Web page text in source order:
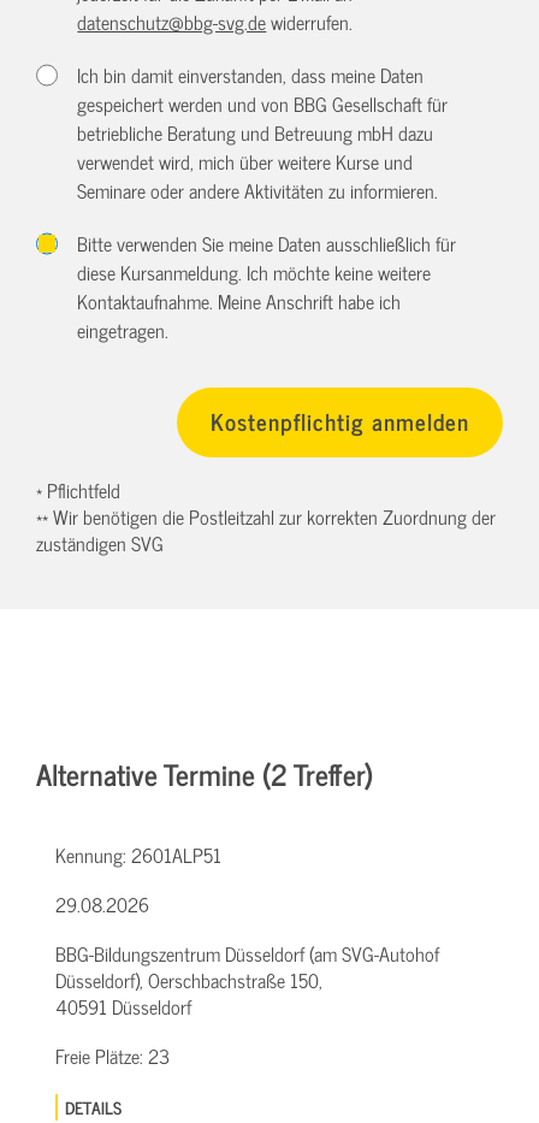
datenschutz@bbg-svg.dewiderrufen.
Ich bin damit einverstanden, dass meine Daten
gespeichert werden und von BBG Gesellschaft für
betriebliche Beratung und Betreuung mbH dazu
verwendet wird, mich über weitere Kurse und
Seminare oder andere Aktivitäten zu informieren.
Bitte verwenden Sie meine Daten ausschließlich für
diese Kursanmeldung. Ich möchte keine weitere
Kontaktaufnahme. Meine Anschrift habe ich
eingetragen.
* Pflichtfeld
** Wir benötigen die Postleitzahl zur korrekten Zuordnung der
zuständigen SVG
Alternative Termine (2 Treffer)
Kennung:2601ALP51
29.08.2026
BBG-Bildungszentrum Düsseldorf (am SVG-Autohof
Düsseldorf), Oerschbachstraße 150,
40591 Düsseldorf
Freie Plätze:23
DETAILS